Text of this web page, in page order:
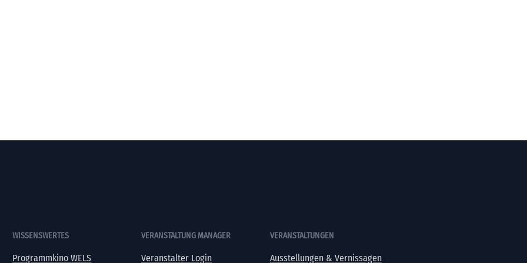
WISSENSWERTES
Programmkino WELS
VERANSTALTUNG MANAGER
Veranstalter Login
VERANSTALTUNGEN
Ausstellungen & Vernissagen